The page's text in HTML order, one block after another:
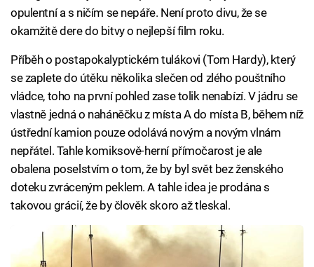
opulentní a s ničím se nepáře. Není proto divu, že se
okamžitě dere do bitvy o nejlepší film roku.
Příběh o postapokalyptickém tulákovi (Tom Hardy), který
se zaplete do útěku několika slečen od zlého pouštního
vládce, toho na první pohled zase tolik nenabízí. V jádru se
vlastně jedná o naháněčku z místa A do místa B, během níž
ústřední kamion pouze odolává novým a novým vlnám
nepřátel. Tahle komiksově-herní přímočarost je ale
obalena poselstvím o tom, že by byl svět bez ženského
doteku zvráceným peklem. A tahle idea je prodána s
takovou grácií, že by člověk skoro až tleskal.